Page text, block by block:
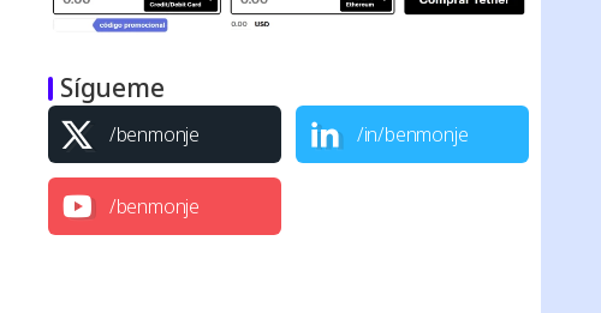
Sígueme
/benmonje /in/benmonje
/benmonje